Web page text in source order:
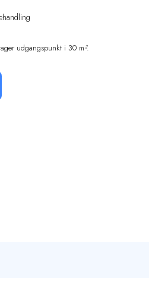
udgangspunkt i 30 m².